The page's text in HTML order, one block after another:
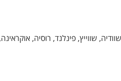
שווייץ, פינלנד, רוסיה,